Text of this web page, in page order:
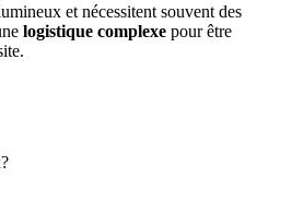
et nécessitent souvent des
logistique complexe pour être